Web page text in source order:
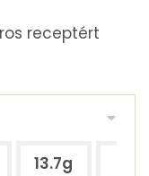
receptért
13.7g